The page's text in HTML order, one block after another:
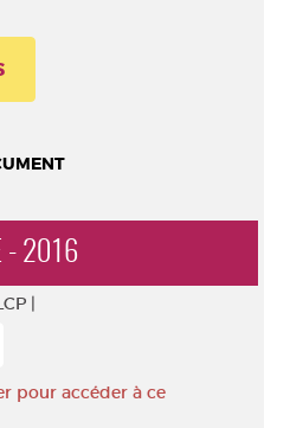
- 2016
|
pour accéder à ce